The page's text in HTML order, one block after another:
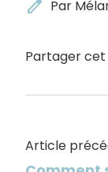
edit Par
Partager
Article